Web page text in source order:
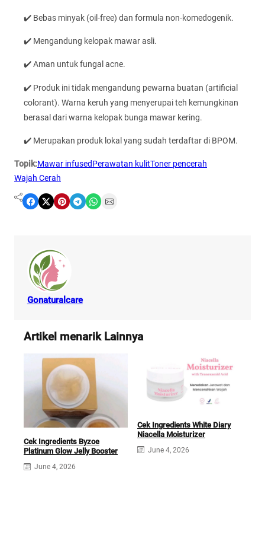
✔️ Bebas minyak (oil-free) dan formula non-komedogenik.
✔️ Mengandung kelopak mawar asli.
✔️ Aman untuk fungal acne.
✔️ Produk ini tidak mengandung pewarna buatan (artificial
colorant). Warna keruh yang menyerupai teh kemungkinan
berasal dari warna kelopak bunga mawar kering.
✔️ Merupakan produk lokal yang sudah terdaftar di BPOM.
Topik:Mawar infusedPerawatan kulitToner pencerah
Wajah Cerah
Share on Facebook Share on X Share on Pinterest Share on Telegram Share on WhatsApp Share on Email
Gonaturalcare
Artikel menarik Lainnya
Cek Ingredients Byzoe
Platinum Glow Jelly Booster
June 4, 2026
Cek Ingredients White Diary
Niacella Moisturizer
June 4, 2026